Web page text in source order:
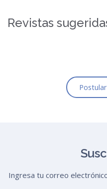
Revistas
Ingresa tu correo